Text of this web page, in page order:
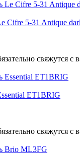
Cifre 5-31 Antique
свяжутся с
ET1BRIG
свяжутся с